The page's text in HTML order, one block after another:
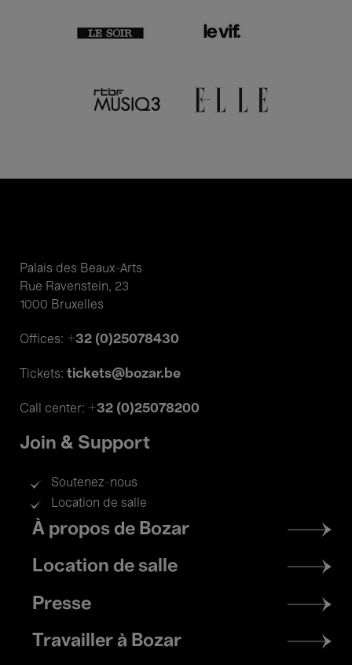
Palais des Beaux-Arts
Rue Ravenstein, 23
1000 Bruxelles
Offices: +32 (0)25078430
Tickets: tickets@bozar.be
Call center: +32 (0)25078200
Join & Support
Soutenez-nous
Location de salle
Footer
menu
À propos de Bozar
Location de salle
Presse
Travailler à Bozar